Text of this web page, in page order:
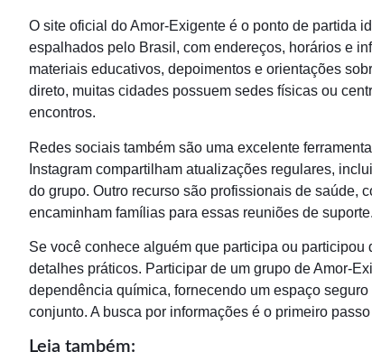
O site oficial do Amor-Exigente é o ponto de partida
espalhados pelo Brasil, com endereços, horários e
materiais educativos, depoimentos e orientações
direto, muitas cidades possuem sedes físicas ou
encontros.
Redes sociais também são uma excelente
Instagram compartilham atualizações regulares,
do grupo. Outro recurso são profissionais de saúde,
encaminham famílias para essas reuniões de suporte.
Se você conhece alguém que participa ou
detalhes práticos. Participar de um grupo de Amor-
dependência química, fornecendo um espaço
conjunto. A busca por informações é o primeiro
Leia também: